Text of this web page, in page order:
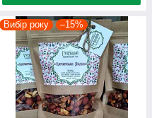
Вибір року –15%